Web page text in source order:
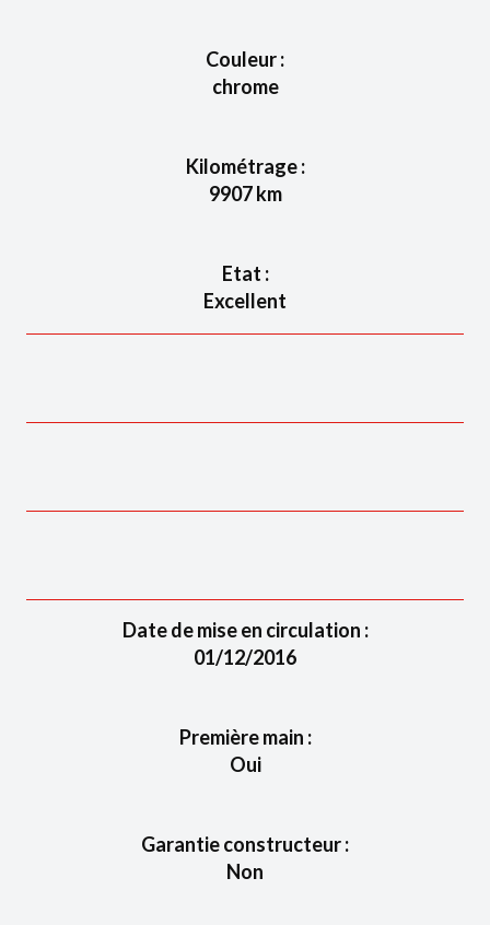
Couleur :
chrome
Kilométrage :
9907km
Etat :
Excellent
Date de mise en circulation :
01/12/2016
Première main :
Oui
Garantie constructeur :
Non